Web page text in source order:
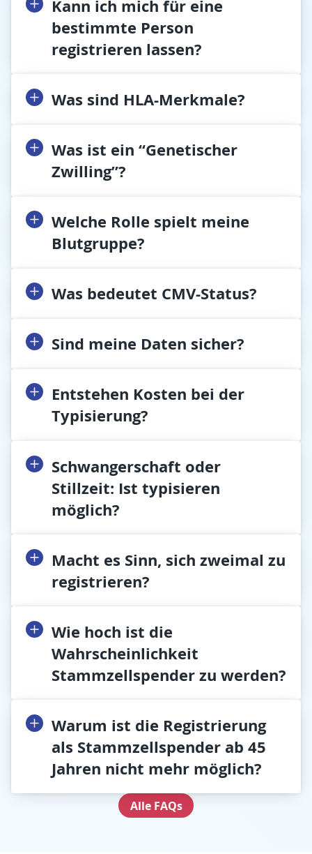
Kann ich mich für eine
bestimmte Person
registrieren lassen?
Was sind HLA-Merkmale?
Was ist ein “Genetischer
Zwilling”?
Welche Rolle spielt meine
Blutgruppe?
Was bedeutet CMV-Status?
Sind meine Daten sicher?
Entstehen Kosten bei der
Typisierung?
Schwangerschaft oder
Stillzeit: Ist typisieren
möglich?
Macht es Sinn, sich zweimal zu
registrieren?
Wie hoch ist die
Wahrscheinlichkeit
Stammzellspender zu werden?
Warum ist die Registrierung
als Stammzellspender ab 45
Jahren nicht mehr möglich?
Alle FAQs